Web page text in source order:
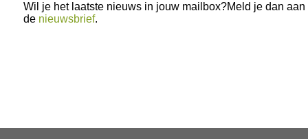
Wil je het laatste nieuws in jouw mailbox?Meld je dan aan
de nieuwsbrief.